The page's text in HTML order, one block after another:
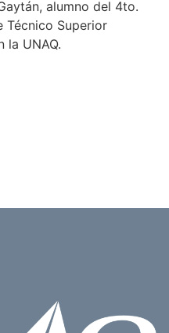
alumno del 4to.
Técnico Superior
la UNAQ.